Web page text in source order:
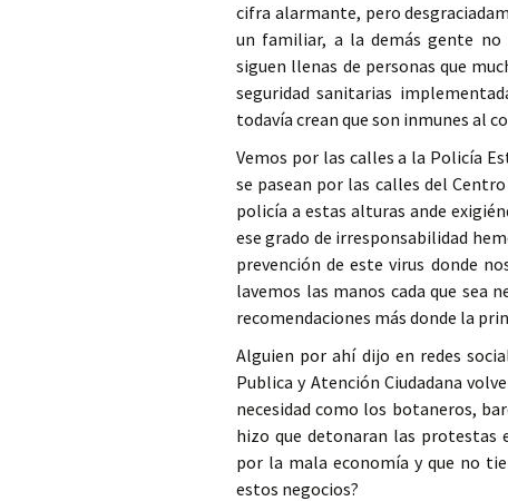
cifra alarmante, pero
un familiar, a la demás gente
siguen llenas de personas que
seguridad sanitarias
todavía crean que son inmunes al
Vemos por las calles a la Policía
se pasean por las calles del
policía a estas alturas ande
ese grado de irresponsabilidad
prevención de este virus donde
lavemos las manos cada que sea
recomendaciones más donde la
Alguien por ahí dijo en redes
Publica y Atención Ciudadana
necesidad como los botaneros,
hizo que detonaran las
por la mala economía y que no
estos negocios?